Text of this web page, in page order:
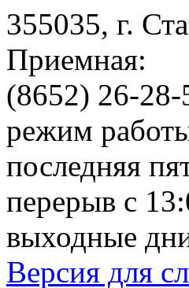
355035, г.
Приемная:
(8652) 26-28-
режим
последняя
перерыв с
выходные
Версия для